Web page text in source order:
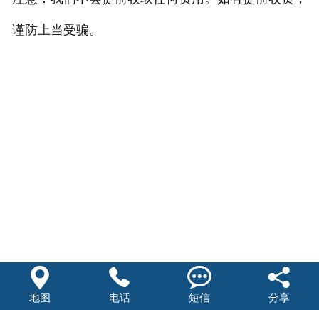
谨防上当受骗。

地图

电话

短信

分享